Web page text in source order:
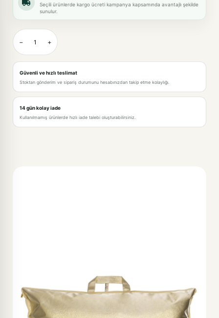
Seçili ürünlerde kargo ücreti kampanya kapsamında avantajlı şekilde
sunulur.
− +
Güvenli ve hızlı teslimat
Stoktan gönderim ve sipariş durumunu hesabınızdan takip etme kolaylığı.
14 gün kolay iade
Kullanılmamış ürünlerde hızlı iade talebi oluşturabilirsiniz.